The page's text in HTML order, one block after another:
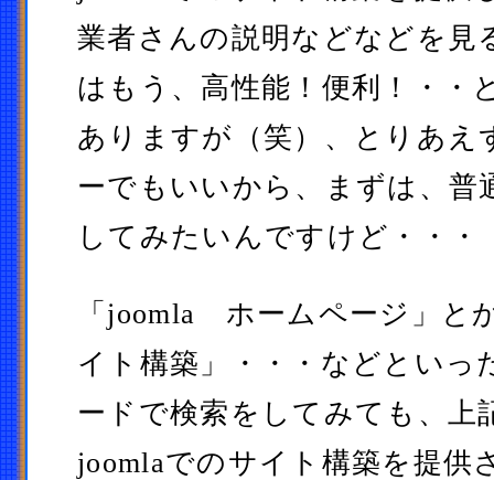
業者さんの説明などなどを見
はもう、高性能！便利！・・
ありますが（笑）、とりあえ
ーでもいいから、まずは、普
してみたいんですけど・・・
「joomla ホームページ」
イト構築」・・・などといっ
ードで検索をしてみても、上
joomlaでのサイト構築を提供